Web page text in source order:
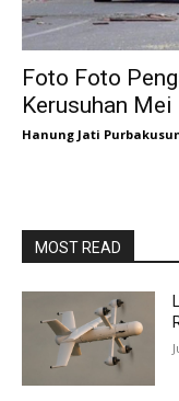
Foto Foto
Kerusuhan
Hanung Jati
MOST READ